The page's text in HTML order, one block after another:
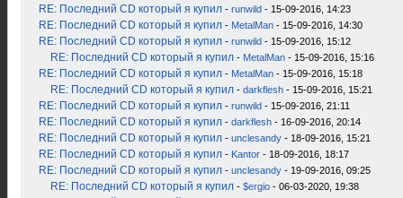
RE: Последний CD который я купил - runwild - 15-09-2016, 14:23
RE: Последний CD который я купил - MetalMan - 15-09-2016, 14:30
RE: Последний CD который я купил - runwild - 15-09-2016, 15:12
RE: Последний CD который я купил - MetalMan - 15-09-2016, 15:16
RE: Последний CD который я купил - MetalMan - 15-09-2016, 15:18
RE: Последний CD который я купил - darkflesh - 15-09-2016, 15:21
RE: Последний CD который я купил - runwild - 15-09-2016, 21:11
RE: Последний CD который я купил - darkflesh - 16-09-2016, 20:14
RE: Последний CD который я купил - unclesandy - 18-09-2016, 15:21
RE: Последний CD который я купил - Kantor - 18-09-2016, 18:17
RE: Последний CD который я купил - unclesandy - 19-09-2016, 09:25
RE: Последний CD который я купил - $ergio - 06-03-2020, 19:38